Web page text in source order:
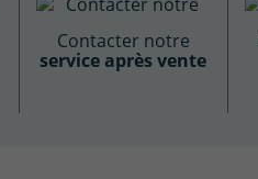
Contacter notre
service après vente